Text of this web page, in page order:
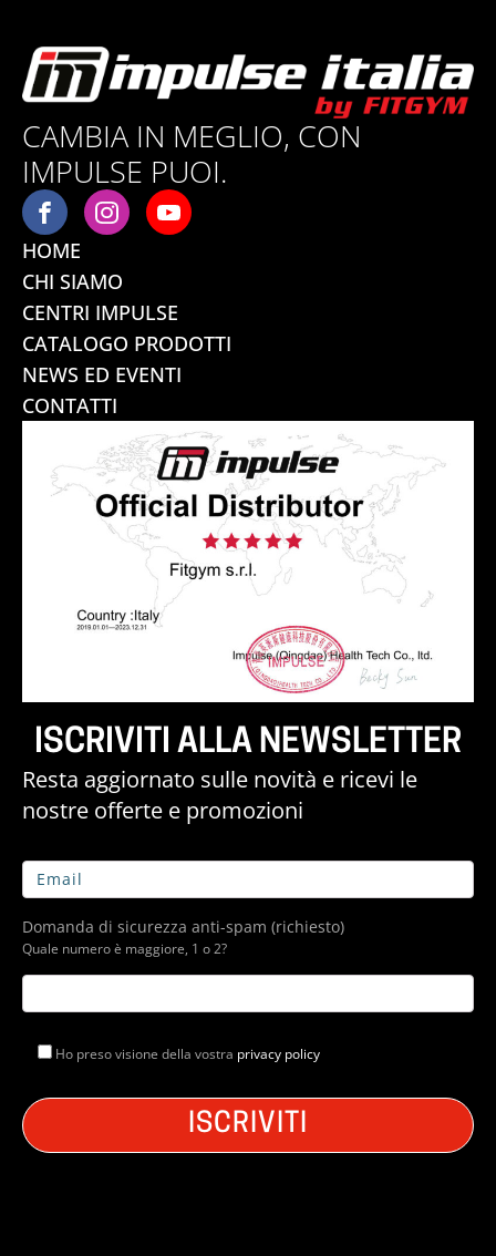
CAMBIA IN MEGLIO, CON
IMPULSE PUOI.
HOME
CHI SIAMO
CENTRI IMPULSE
CATALOGO PRODOTTI
NEWS ED EVENTI
CONTATTI
ISCRIVITI ALLA NEWSLETTER
Resta aggiornato sulle novità e ricevi le
nostre offerte e promozioni
Domanda di sicurezza anti-spam (richiesto)
Quale numero è maggiore, 1 o 2?
Ho preso visione della vostra privacy policy